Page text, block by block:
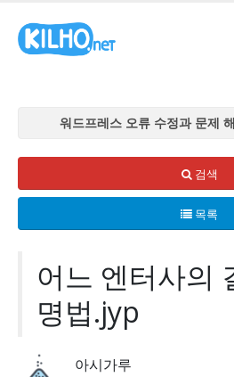
워드프레스 오류 수정과 문제
워드프레스 오류 수정과 문제
워드프레스 오류 수정과 문제
워드프레스 오류 수정과 문제
검색
목록
어느 엔터사의
명법.jyp
아시가루